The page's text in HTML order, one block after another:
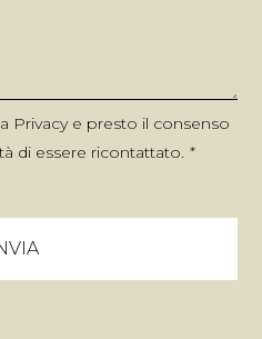
Privacye presto il consenso
di essere ricontattato. *